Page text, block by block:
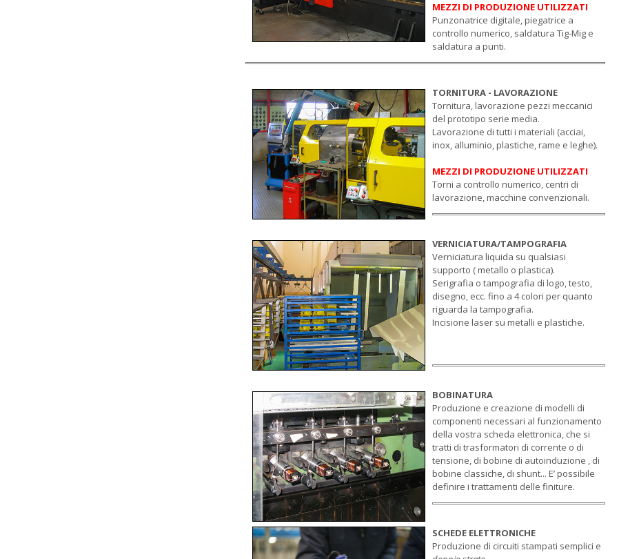
MEZZI DI PRODUZIONE UTILIZZATI
Punzonatrice digitale, piegatrice a
controllo numerico, saldatura Tig-Mig e
saldatura a punti.
TORNITURA - LAVORAZIONE
Tornitura, lavorazione pezzi meccanici
del prototipo serie media.
Lavorazione di tutti i materiali (acciai,
inox, alluminio, plastiche, rame e leghe).
MEZZI DI PRODUZIONE UTILIZZATI
Torni a controllo numerico, centri di
lavorazione, macchine convenzionali.
VERNICIATURA/TAMPOGRAFIA
Verniciatura liquida su qualsiasi
supporto ( metallo o plastica).
Serigrafia o tampografia di logo, testo,
disegno, ecc. fino a 4 colori per quanto
riguarda la tampografia.
Incisione laser su metalli e plastiche.
BOBINATURA
Produzione e creazione di modelli di
componenti necessari al funzionamento
della vostra scheda elettronica, che si
tratti di trasformatori di corrente o di
tensione, di bobine di autoinduzione , di
bobine classiche, di shunt... E’ possibile
definire i trattamenti delle finiture.
SCHEDE ELETTRONICHE
Produzione di circuiti stampati semplici e